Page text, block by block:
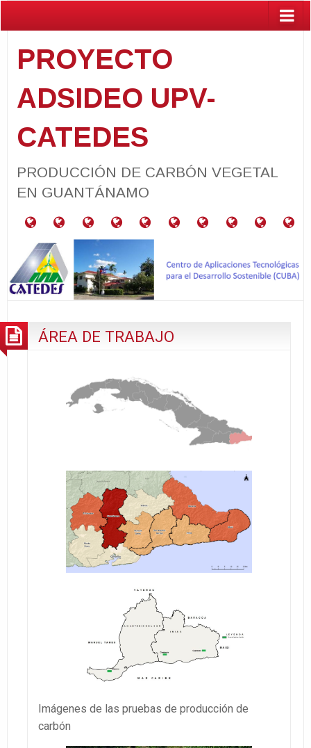
PROYECTO
ADSIDEO UPV-
CATEDES
PRODUCCIÓN DE CARBÓN VEGETAL
EN GUANTÁNAMO
¿Qué
el
Programa
ADSIDEO
RESUMEN
DEL
PROYECTO
RELACIÓN
CON
LOS
ODS
PROYECTOS
VINCULADOS
CARACTERIZACIÓN
DE
PARCELAS
NEEM
GUÍA
DE
ACTIVIDADES
ÁREA DE TRABAJO
Imágenes de las pruebas de producción de
carbón